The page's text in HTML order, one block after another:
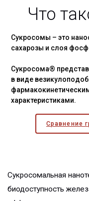
Что
Сукросомы – это
сахарозы и слоя
Сукросома®
в виде
характеристиками.
Сравнение
Сукросомальная
биодоступность